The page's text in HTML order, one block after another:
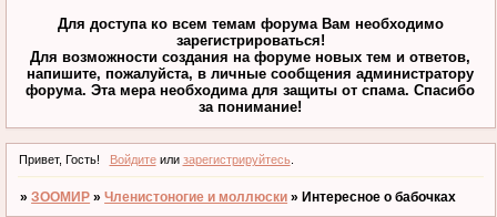
Для доступа ко всем темам форума Вам необходимо
зарегистрироваться!
Для возможности создания на форуме новых тем и ответов,
напишите, пожалуйста, в личные сообщения администратору
форума. Эта мера необходима для защиты от спама. Спасибо
за понимание!
Привет, Гость! Войдитеили зарегистрируйтесь.
»ЗООМИР »Членистоногие и моллюски » Интересное о бабочках